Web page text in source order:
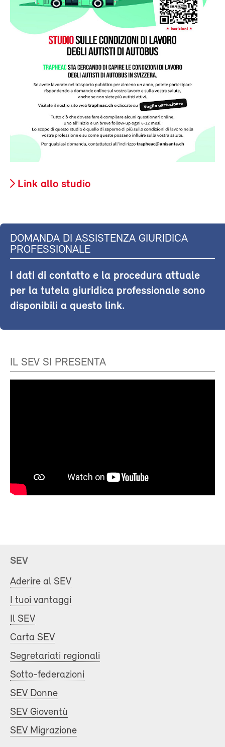
Link allo studio
DOMANDA DI ASSISTENZA GIURIDICA
PROFESSIONALE
I dati di contatto e la procedura attuale
per la tutela giuridica professionale sono
disponibili a questo link.
IL SEV SI PRESENTA
SEV
Aderire al SEV
I tuoi vantaggi
Il SEV
Carta SEV
Segretariati regionali
Sotto-federazioni
SEV Donne
SEV Gioventù
SEV Migrazione